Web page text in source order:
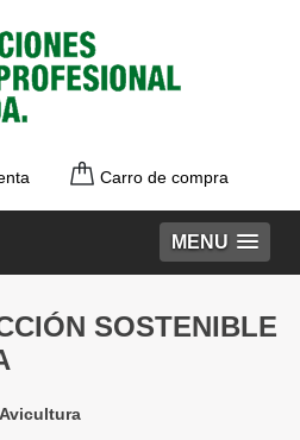
Carro de compra
MENU
SOSTENIBLE